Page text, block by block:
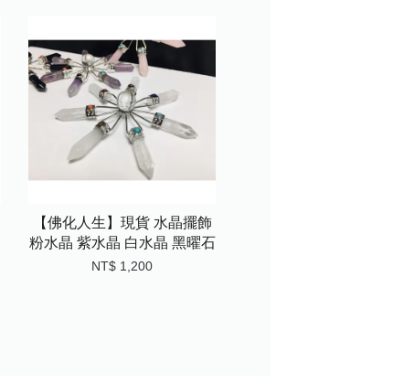
【佛化人生】現貨 水晶擺飾
粉水晶 紫水晶 白水晶 黑曜石
NT$ 1,200